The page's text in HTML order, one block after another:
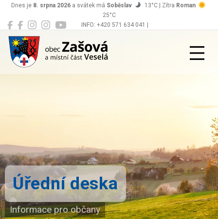
INFO: +420 571 634 041 |
Dnes je 8. srpna 2026 a svátek má Soběslav 13°C | Zítra Roman
25°C
Zašová
Úřední deska
Informace pro občany